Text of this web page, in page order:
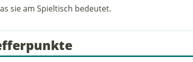
sie am Spieltisch bedeutet.